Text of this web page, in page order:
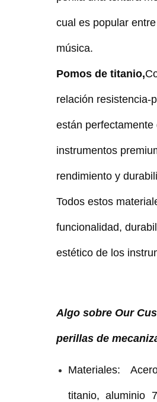
cual es popular
música.
Pomos de titanio,
relación resistencia-
están
instrumentos
rendimiento y
Todos estos
funcionalidad,
estético de los
Algo sobre Our
perillas de
Materiales:
titanio, aluminio